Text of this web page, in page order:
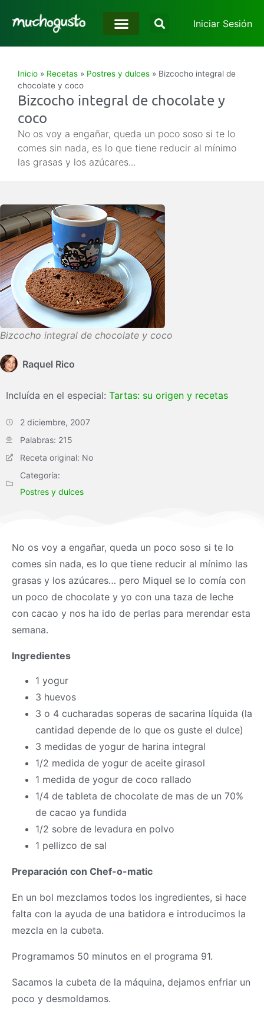
Iniciar Sesión
Inicio » Recetas » Postres y dulces » Bizcocho integral de
chocolate y coco
Bizcocho integral de chocolate y
coco
No os voy a engañar, queda un poco soso si te lo
comes sin nada, es lo que tiene reducir al mínimo
las grasas y los azúcares...
Bizcocho integral de chocolate y coco
Raquel Rico
Incluída en el especial: Tartas: su origen y recetas
2 diciembre, 2007
Palabras: 215
Receta original: No
Categoría:
Postres y dulces
No os voy a engañar, queda un poco soso si te lo
comes sin nada, es lo que tiene reducir al mínimo las
grasas y los azúcares… pero Miquel se lo comía con
un poco de chocolate y yo con una taza de leche
con cacao y nos ha ido de perlas para merendar esta
semana.
Ingredientes
1 yogur
3 huevos
3 o 4 cucharadas soperas de sacarina líquida (la
cantidad depende de lo que os guste el dulce)
3 medidas de yogur de harina integral
1/2 medida de yogur de aceite girasol
1 medida de yogur de coco rallado
1/4 de tableta de chocolate de mas de un 70%
de cacao ya fundida
1/2 sobre de levadura en polvo
1 pellizco de sal
Preparación con Chef-o-matic
En un bol mezclamos todos los ingredientes, si hace
falta con la ayuda de una batidora e introducimos la
mezcla en la cubeta.
Programamos 50 minutos en el programa 91.
Sacamos la cubeta de la máquina, dejamos enfriar un
poco y desmoldamos.